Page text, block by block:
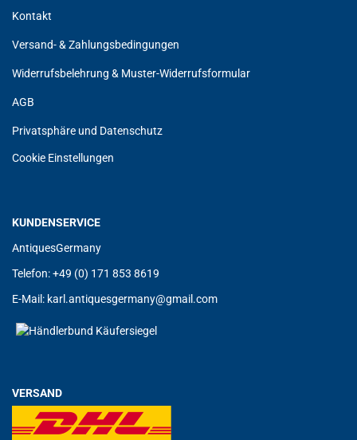
Kontakt
Versand- & Zahlungsbedingungen
Widerrufsbelehrung & Muster-Widerrufsformular
AGB
Privatsphäre und Datenschutz
Cookie Einstellungen
KUNDENSERVICE
AntiquesGermany
Telefon: +49 (0) 171 853 8619
E-Mail: karl.antiquesgermany@gmail.com
VERSAND